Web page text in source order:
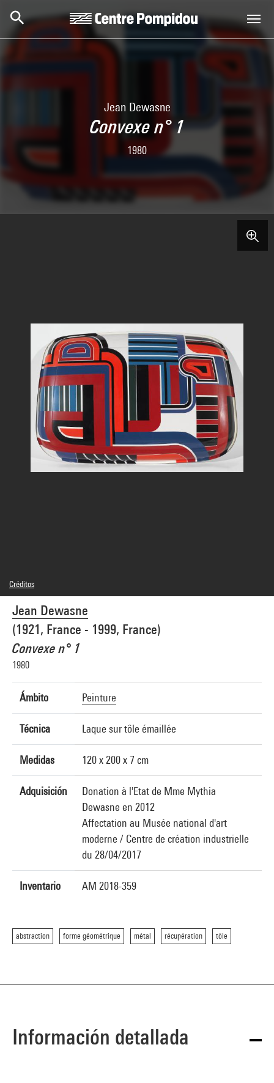
Jean Dewasne
Convexe n° 1
1980
Jean Dewasne
(1921, France - 1999, France)
Convexe n° 1
1980
Ámbito Peinture
Técnica Laque sur tôle émaillée
Medidas 120 x 200 x 7 cm
Adquisición
Donation à l'Etat de Mme Mythia
Dewasne en 2012
Affectation au Musée national d'art
moderne / Centre de création industrielle
du 28/04/2017
Inventario AM 2018-359
abstraction forme géométrique métal récupération tôle
Créditos
© Adagp, Paris
Créditos fotográficos : Centre Pompidou, MNAM-CCI/Philippe Migeat/Dist.
GrandPalaisRmn
Referencia de la imagen : 4N62167
Difusión de la imagen :
Información detallada